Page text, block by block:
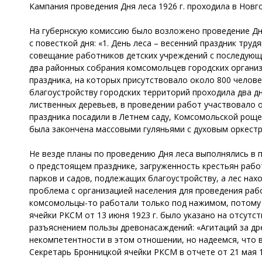
Кампания проведения Дня леса 1926 г. проходила в
На губернскую комиссию было возложено проведение
с повесткой дня: «1. День леса – весенний праздник
совещание работников детских учреждений с
два районных собрания комсомольцев городских
праздника, на которых присутствовало около 800
благоустройству городских территорий проходила
лиственных деревьев, в проведении работ
праздника посадили в Летнем саду, Комсомольской
была закончена массовыми гуляньями с духовым
Не везде планы по проведению Дня леса выполнялись
о предстоящем празднике, загруженность крестьян
парков и садов, подлежащих благоустройству, а лес
проблема с организацией населения для проведения
комсомольцы-то работали только под нажимом, потому
ячейки РКСМ от 13 июня 1923 г. было указано на
разъяснением пользы древонасаждений: «Агитаций за
некомпетентности в этом отношении, но надеемся, что
Секретарь Бронницкой ячейки РКСМ в отчете от 21